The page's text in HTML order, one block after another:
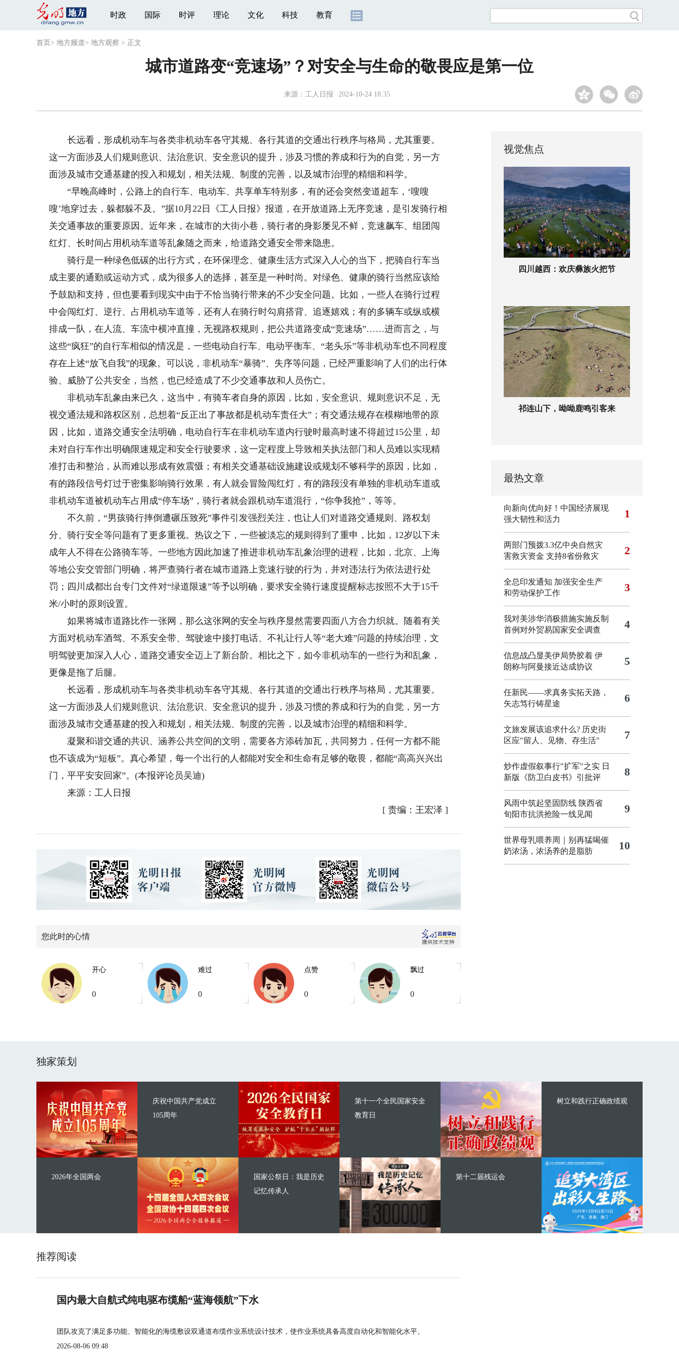
时政 国际 时评 理论 文化 科技 教育
首页 > 地方频道> 地方观察 > 正文
城市道路变“竞速场”？对安全与生命的敬畏应是第一位
来源： 工人日报 2024-10-24 18:35
长远看，形成机动车与各类非机动车各守其规、各行其道的交通出行秩序与格局，尤其重要。
这一方面涉及人们规则意识、法治意识、安全意识的提升，涉及习惯的养成和行为的自觉，另一方
面涉及城市交通基建的投入和规划，相关法规、制度的完善，以及城市治理的精细和科学。
“早晚高峰时，公路上的自行车、电动车、共享单车特别多，有的还会突然变道超车，‘嗖嗖
嗖’地穿过去，躲都躲不及。”据10月22日《工人日报》报道，在开放道路上无序竞速，是引发骑行相
关交通事故的重要原因。近年来，在城市的大街小巷，骑行者的身影屡见不鲜，竞速飙车、组团闯
红灯、长时间占用机动车道等乱象随之而来，给道路交通安全带来隐患。
骑行是一种绿色低碳的出行方式，在环保理念、健康生活方式深入人心的当下，把骑自行车当
成主要的通勤或运动方式，成为很多人的选择，甚至是一种时尚。对绿色、健康的骑行当然应该给
予鼓励和支持，但也要看到现实中由于不恰当骑行带来的不少安全问题。比如，一些人在骑行过程
中会闯红灯、逆行、占用机动车道等，还有人在骑行时勾肩搭背、追逐嬉戏；有的多辆车或纵或横
排成一队，在人流、车流中横冲直撞，无视路权规则，把公共道路变成“竞速场”……进而言之，与
这些“疯狂”的自行车相似的情况是，一些电动自行车、电动平衡车、“老头乐”等非机动车也不同程度
存在上述“放飞自我”的现象。可以说，非机动车“暴骑”、失序等问题，已经严重影响了人们的出行体
验、威胁了公共安全，当然，也已经造成了不少交通事故和人员伤亡。
非机动车乱象由来已久，这当中，有骑车者自身的原因，比如，安全意识、规则意识不足，无
视交通法规和路权区别，总想着“反正出了事故都是机动车责任大”；有交通法规存在模糊地带的原
因，比如，道路交通安全法明确，电动自行车在非机动车道内行驶时最高时速不得超过15公里，却
未对自行车作出明确限速规定和安全行驶要求，这一定程度上导致相关执法部门和人员难以实现精
准打击和整治，从而难以形成有效震慑；有相关交通基础设施建设或规划不够科学的原因，比如，
有的路段信号灯过于密集影响骑行效果，有人就会冒险闯红灯，有的路段没有单独的非机动车道或
非机动车道被机动车占用成“停车场”，骑行者就会跟机动车道混行，“你争我抢”，等等。
不久前，“男孩骑行摔倒遭碾压致死”事件引发强烈关注，也让人们对道路交通规则、路权划
分、骑行安全等问题有了更多重视。热议之下，一些被淡忘的规则得到了重申，比如，12岁以下未
成年人不得在公路骑车等。一些地方因此加速了推进非机动车乱象治理的进程，比如，北京、上海
等地公安交管部门明确，将严查骑行者在城市道路上竞速行驶的行为，并对违法行为依法进行处
罚；四川成都出台专门文件对“绿道限速”等予以明确，要求安全骑行速度提醒标志按照不大于15千
米/小时的原则设置。
如果将城市道路比作一张网，那么这张网的安全与秩序显然需要四面八方合力织就。随着有关
方面对机动车酒驾、不系安全带、驾驶途中接打电话、不礼让行人等“老大难”问题的持续治理，文
明驾驶更加深入人心，道路交通安全迈上了新台阶。相比之下，如今非机动车的一些行为和乱象，
更像是拖了后腿。
长远看，形成机动车与各类非机动车各守其规、各行其道的交通出行秩序与格局，尤其重要。
这一方面涉及人们规则意识、法治意识、安全意识的提升，涉及习惯的养成和行为的自觉，另一方
面涉及城市交通基建的投入和规划，相关法规、制度的完善，以及城市治理的精细和科学。
凝聚和谐交通的共识、涵养公共空间的文明，需要各方添砖加瓦，共同努力，任何一方都不能
也不该成为“短板”。真心希望，每一个出行的人都能对安全和生命有足够的敬畏，都能“高高兴兴出
门，平平安安回家”。(本报评论员吴迪)
来源：工人日报
[ 责编：王宏泽 ]
您此时的心情
开心
0
难过
0
点赞
0
飘过
0
视觉焦点
四川越西：欢庆彝族火把节
祁连山下，呦呦鹿鸣引客来
最热文章
向新向优向好！中国经济展现
强大韧性和活力
1
两部门预拨3.3亿中央自然灾
害救灾资金 支持8省份救灾
2
全总印发通知 加强安全生产
和劳动保护工作
3
我对美涉华消极措施实施反制
首例对外贸易国家安全调查
4
信息战凸显美伊局势胶着 伊
朗称与阿曼接近达成协议
5
任新民——求真务实拓天路，
矢志笃行铸星途
6
文旅发展该追求什么? 历史街
区应"留人、见物、存生活"
7
炒作虚假叙事行"扩军"之实 日
新版《防卫白皮书》引批评
8
风雨中筑起坚固防线 陕西省
旬阳市抗洪抢险一线见闻
9
世界母乳喂养周｜别再猛喝催
奶浓汤，浓汤养的是脂肪
10
独家策划
庆祝中国共产党成立
105周年
2026年全国两会
第十一个全民国家安全
教育日
国家公祭日：我是历史
记忆传承人
树立和践行正确政绩观
第十二届残运会
推荐阅读
国内最大自航式纯电驱布缆船“蓝海领航”下水
团队攻克了满足多功能、智能化的海缆敷设双通道布缆作业系统设计技术，使作业系统具备高度自动化和智能化水平。
2026-08-06 09:48